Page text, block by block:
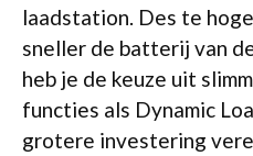
laadstation. Des te
sneller de batterij van
heb je de keuze uit
functies als Dynamic
grotere investering